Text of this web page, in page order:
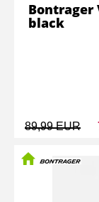
89,99 EUR
Bontrager
black